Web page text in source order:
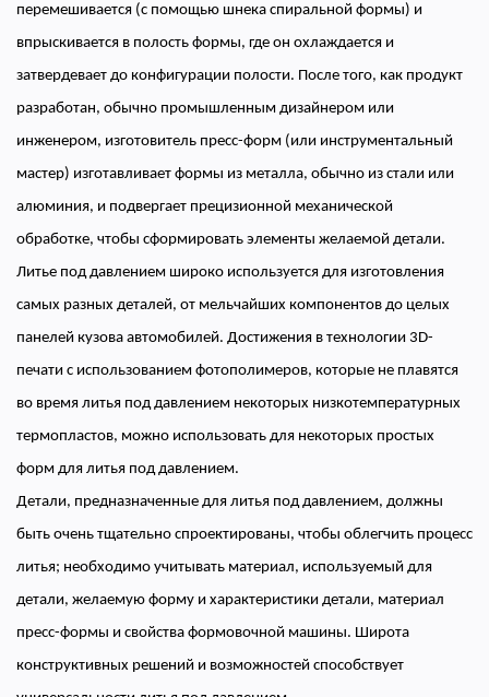
перемешивается (с помощью шнека спиральной формы) и
впрыскивается в полость формы, где он охлаждается и
затвердевает до конфигурации полости. После того, как продукт
разработан, обычно промышленным дизайнером или
инженером, изготовитель пресс-форм (или инструментальный
мастер) изготавливает формы из металла, обычно из стали или
алюминия, и подвергает прецизионной механической
обработке, чтобы сформировать элементы желаемой детали.
Литье под давлением широко используется для изготовления
самых разных деталей, от мельчайших компонентов до целых
панелей кузова автомобилей. Достижения в технологии 3D-
печати с использованием фотополимеров, которые не плавятся
во время литья под давлением некоторых низкотемпературных
термопластов, можно использовать для некоторых простых
форм для литья под давлением.
Детали, предназначенные для литья под давлением, должны
быть очень тщательно спроектированы, чтобы облегчить процесс
литья; необходимо учитывать материал, используемый для
детали, желаемую форму и характеристики детали, материал
пресс-формы и свойства формовочной машины. Широта
конструктивных решений и возможностей способствует